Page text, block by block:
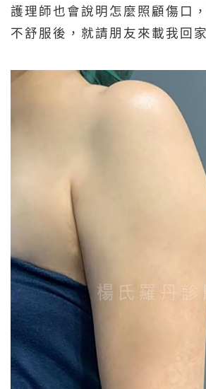
護理師也會說明怎麼照顧傷口
不舒服後，就請朋友來載我回家